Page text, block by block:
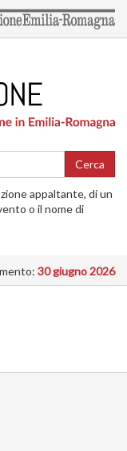
Cerca
appaltante, di un
o il nome di
30 giugno 2026